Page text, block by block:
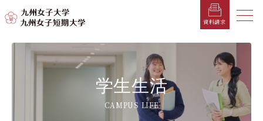
資料請求 メニ
メ
ニ
ュ
ー
を
閉
就職活動年間スケジュール
入学試験要項・提出書類
学生生活
CAMPUS LIFE